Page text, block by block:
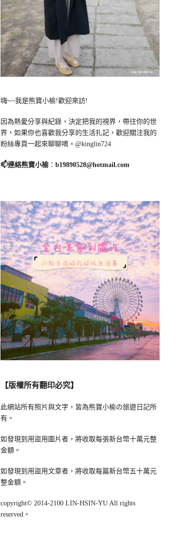
嗨~~我是熊寶小榆!歡迎來訪!
因為熱愛分享與紀錄，決定把我的視界，帶往你的世
界，如果你也喜歡我分享的生活扎記，歡迎關注我的
粉絲專頁一起來聊聊唷。@kinglin724
📫連絡熊寶小榆： b19890528@hotmail.com
【版權所有翻印必究】
此網站所有照片與文字，皆為熊寶小榆の旅遊日記所
有。
如發現到用盜用圖片者，將收取每張新台幣十萬元整
金額。
如發現到用盜用文章者，將收取每篇新台幣五十萬元
整金額。
copyright© 2014-2100 LIN-HSIN-YU All rights
reserved。